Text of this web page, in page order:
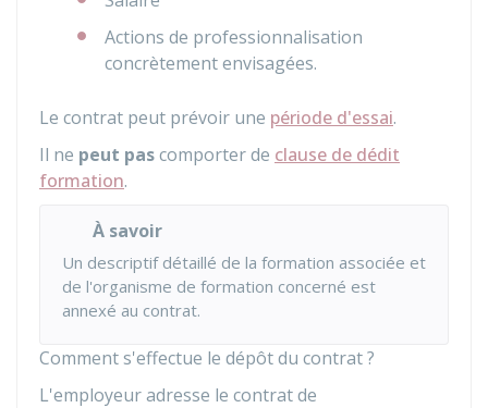
Actions de professionnalisation
concrètement envisagées.
Le contrat peut prévoir une période d'essai.
Il ne peut pascomporter de clause de dédit
formation.
À savoir
Un descriptif détaillé de la formation associée et
de l'organisme de formation concerné est
annexé au contrat.
Comment s'effectue le dépôt du contrat ?
L'employeur adresse le contrat de